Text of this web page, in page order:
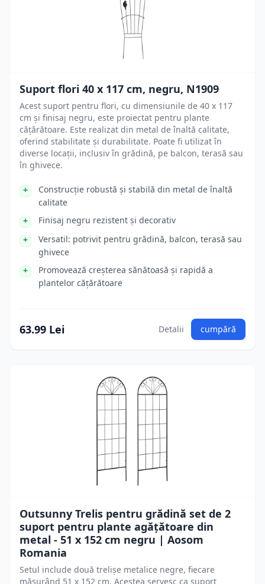
Suport flori 40 x 117 cm, negru, N1909
Acest suport pentru flori, cu dimensiunile de 40 x 117
cm și finisaj negru, este proiectat pentru plante
cățărătoare. Este realizat din metal de înaltă calitate,
oferind stabilitate și durabilitate. Poate fi utilizat în
diverse locații, inclusiv în grădină, pe balcon, terasă sau
în ghivece.
Construcție robustă și stabilă din metal de înaltă
calitate
Finisaj negru rezistent și decorativ
Versatil: potrivit pentru grădină, balcon, terasă sau
ghivece
Promovează creșterea sănătoasă și rapidă a
plantelor cățărătoare
63.99 Lei Detalii cumpără
Outsunny Trelis pentru grădină set de 2
suport pentru plante agățătoare din
metal - 51 x 152 cm negru | Aosom
Romania
Setul include două trelișe metalice negre, fiecare
măsurând 51 x 152 cm. Acestea servesc ca suport